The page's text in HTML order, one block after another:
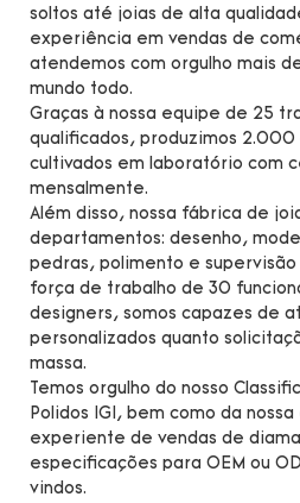
soltos até joias de alta
experiência em vendas de
atendemos com orgulho mais
mundo todo.
Graças à nossa equipe de 25
qualificados, produzimos
cultivados em laboratório com
mensalmente.
Além disso, nossa fábrica de
departamentos: desenho,
pedras, polimento e supervisão
força de trabalho de 30
designers, somos capazes de
personalizados quanto
massa.
Temos orgulho do nosso
Polidos IGI, bem como da
experiente de vendas de
especificações para OEM ou
vindos.